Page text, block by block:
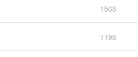
1568
1198